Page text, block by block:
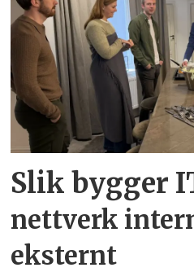
Slik bygger
nettverk
eksternt